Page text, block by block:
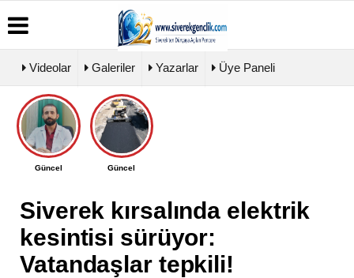
Üye
Paneli
Haber
Arşivi
Haberleri
Biyografiler
Galeri
İlkeleri
Videolar Galeriler Yazarlar Üye Paneli
Güncel Güncel
Siverek kırsalında elektrik
kesintisi sürüyor:
Vatandaşlar tepkili!